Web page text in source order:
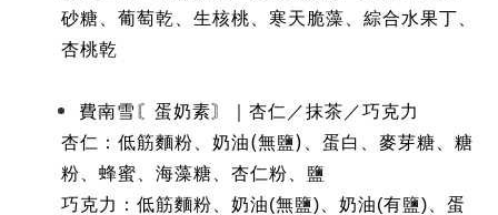
砂糖、葡萄乾、生核桃、寒天脆藻、綜合水果丁、
杏桃乾
費南雪〘蛋奶素〙｜杏仁／抹茶／巧克力
杏仁：低筋麵粉、奶油(無鹽)
、蛋白、麥芽糖、糖
粉、蜂蜜、海藻糖、杏仁粉、鹽
巧克力：低筋麵粉、奶油(無鹽) 、奶油(有鹽) 、蛋